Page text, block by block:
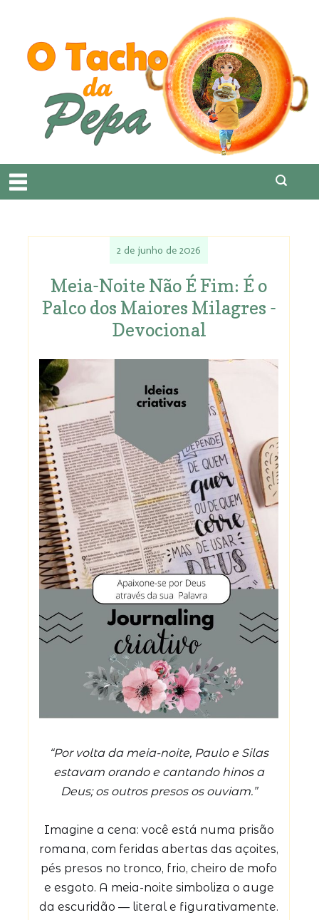
2 de junho de 2026
Meia-Noite Não É Fim: É o
Palco dos Maiores Milagres -
Devocional
“Por volta da meia-noite, Paulo e Silas
estavam orando e cantando hinos a
Deus; os outros presos os ouviam.”
Imagine a cena: você está numa prisão
romana, com feridas abertas das açoites,
pés presos no tronco, frio, cheiro de mofo
e esgoto. A meia-noite simboliza o auge
da escuridão — literal e figurativamente.